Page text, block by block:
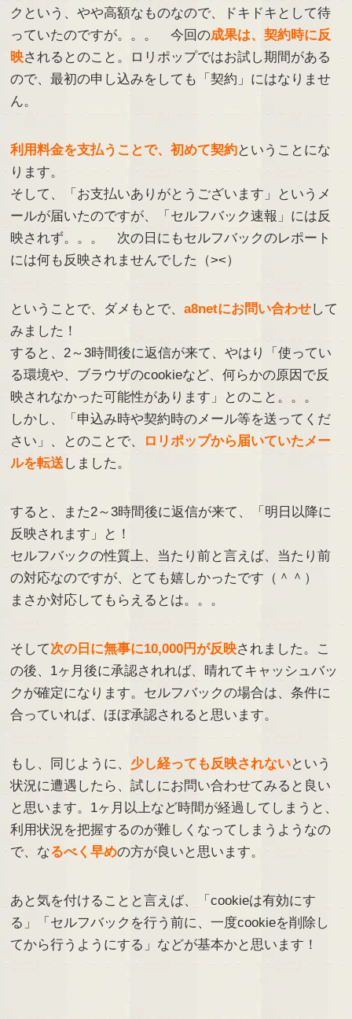
クという、やや高額なものなので、ドキドキとして待
っていたのですが。。。 今回の成果は、契約時に反
映されるとのこと。ロリポップではお試し期間がある
ので、最初の申し込みをしても「契約」にはなりませ
ん。
利用料金を支払うことで、初めて契約ということにな
ります。
そして、「お支払いありがとうございます」というメ
ールが届いたのですが、「セルフバック速報」には反
映されず。。。 次の日にもセルフバックのレポート
には何も反映されませんでした（><）
ということで、ダメもとで、a8netにお問い合わせして
みました！
すると、2～3時間後に返信が来て、やはり「使ってい
る環境や、ブラウザのcookieなど、何らかの原因で反
映されなかった可能性があります」とのこと。。。
しかし、「申込み時や契約時のメール等を送ってくだ
さい」、とのことで、
ロリポップから届いていたメー
ルを転送しました。
すると、また2～3時間後に返信が来て、「明日以降に
反映されます」と！
セルフバックの性質上、当たり前と言えば、当たり前
の対応なのですが、とても嬉しかったです（＾＾）
まさか対応してもらえるとは。。。
そして次の日に無事に10,000円が反映されました。こ
の後、1ヶ月後に承認されれば、晴れてキャッシュバッ
クが確定になります。セルフバックの場合は、条件に
合っていれば、ほぼ承認されると思います。
もし、同じように、 少し経っても反映されないという
状況に遭遇したら、試しにお問い合わせてみると良い
と思います。1ヶ月以上など時間が経過してしまうと、
利用状況を把握するのが難しくなってしまうようなの
で、なるべく早めの方が良いと思います。
あと気を付けることと言えば、「cookieは有効にす
る」「セルフバックを行う前に、一度cookieを削除し
てから行うようにする」などが基本かと思います！